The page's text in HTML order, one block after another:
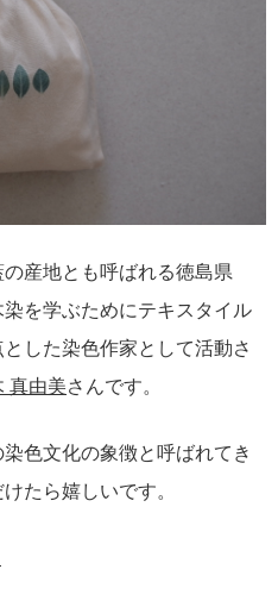
産地とも呼ばれる徳島県
を学ぶためにテキスタイル
した染色作家として活動さ
真由美さんです。
色文化の象徴と呼ばれてき
たら嬉しいです。